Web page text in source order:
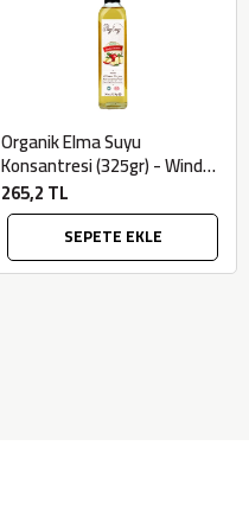
Organik Elma Suyu
Konsantresi (325gr) - Windy
Valley
265,2 TL
SEPETE EKLE